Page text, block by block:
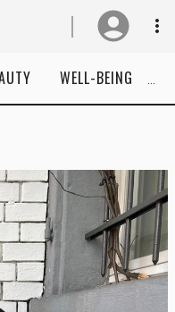
WELL-BEING